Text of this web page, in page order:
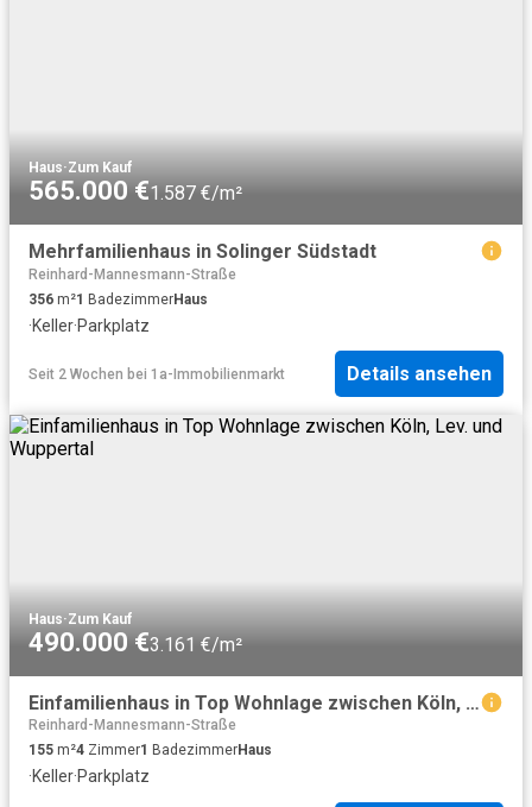
Haus·Zum Kauf
565.000 €1.587 €/m²
Mehrfamilienhaus in Solinger Südstadt
Reinhard-Mannesmann-Straße
356 m²1 BadezimmerHaus
·Keller·Parkplatz
Seit 2 Wochen bei 1a-Immobilienmarkt Details ansehen
Haus·Zum Kauf
490.000 €3.161 €/m²
Einfamilienhaus in Top Wohnlage zwischen Köln, Lev. und Wuppertal
Reinhard-Mannesmann-Straße
155 m²4 Zimmer1 BadezimmerHaus
·Keller·Parkplatz